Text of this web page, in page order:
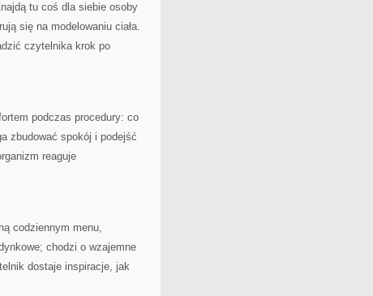
tu coś dla siebie osoby
się na modelowaniu ciała.
czytelnika krok po
podczas procedury: co
zbudować spokój i podejść
reaguje
codziennym menu,
chodzi o wzajemne
dostaje inspiracje, jak